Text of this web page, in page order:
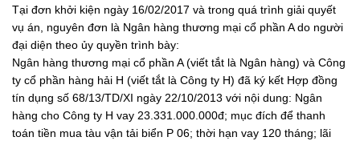
Tại đơn khởi kiện ngày 16/02/2017 và trong quá trình giải quyết
vụ án, nguyên đơn là Ngân hàng thương mại cổ phần A do người
đại diện theo ủy quyền trình bày:
Ngân hàng thương mại cổ phần A (viết tắt là Ngân hàng) và Công
ty cổ phần hàng hải H (viết tắt là Công ty H) đã ký kết Hợp đồng
tín dụng số 68/13/TD/XI ngày 22/10/2013 với nội dung: Ngân
hàng cho Công ty H vay 23.331.000.000đ; mục đích để thanh
toán tiền mua tàu vận tải biển P 06; thời hạn vay 120 tháng; lãi